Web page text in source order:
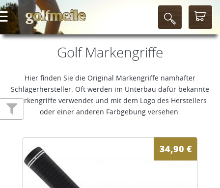
Golf Markengriffe
Hier finden Sie die Original Markengriffe namhafter
Schlägerhersteller. Oft werden im Unterbau dafür bekannte
Markengriffe verwendet und mit dem Logo des Herstellers
oder einer anderen Farbgebung versehen.
34,90 €